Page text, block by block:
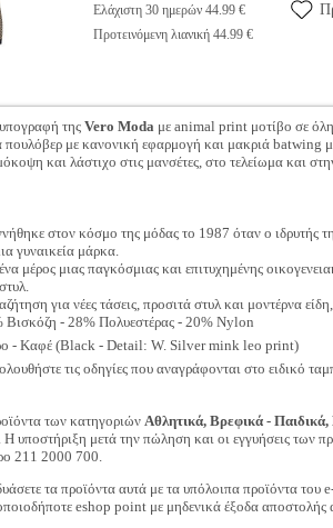
Ελάχιστη 30 ημερών 44.99 €
Προτεινόμενη λιανική 44.99 €
της Vero Moda με animal print μοτίβο σε
πουλόβερ με κανονική εφαρμογή και μακριά batwing
και λάστιχο στις μανσέτες, στο τελείωμα και
στον κόσμο της μόδας το 1987 όταν ο ιδρυτής
γυναικεία μάρκα.
μέρος μιας παγκόσμιας και επιτυχημένης
για νέες τάσεις, προσιτά στυλ και μοντέρνα
- 28% Πολυεστέρας - 20% Nylon
- Καφέ (Black - Detail: W. Silver mink leo print)
τις οδηγίες που αναγράφονται στο ειδικό
των κατηγοριών Αθλητικά, Βρεφικά -
. Η υποστήριξη μετά την πώληση και οι εγγυήσεις των
211 2000 700.
τα προϊόντα αυτά με τα υπόλοιπα προϊόντα
eshop point με μηδενικά έξοδα αποστολής